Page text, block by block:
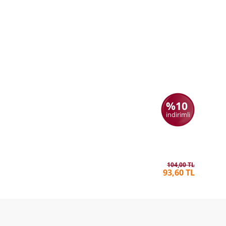
%10
indirimli
104,00 TL
93,60 TL